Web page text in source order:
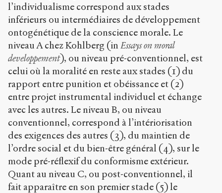
l’individualisme correspond aux stades
inférieurs ou intermédiaires de développement
ontogénétique de la conscience morale. Le
niveau A chez Kohlberg (in Essays on moral
developpement), ou niveau pré-conventionnel, est
celui où la moralité en reste aux stades (1) du
rapport entre punition et obéissance et (2)
entre projet instrumental individuel et échange
avec les autres. Le niveau B, ou niveau
conventionnel, correspond à l’intériorisation
des exigences des autres (3), du maintien de
l’ordre social et du bien-être général (4), sur le
mode pré-réflexif du conformisme extérieur.
Quant au niveau C, ou post-conventionnel, il
fait apparaître en son premier stade (5) le